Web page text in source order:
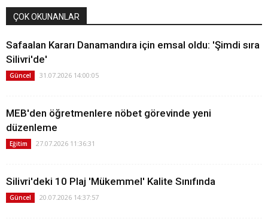
ÇOK OKUNANLAR
Safaalan Kararı Danamandıra için emsal oldu: 'Şimdi sıra
Silivri'de'
Güncel 31.07.2026 14:00:05
MEB'den öğretmenlere nöbet görevinde yeni
düzenleme
Eğitim 27.07.2026 11:36:31
Silivri'deki 10 Plaj 'Mükemmel' Kalite Sınıfında
Güncel 20.07.2026 14:37:57